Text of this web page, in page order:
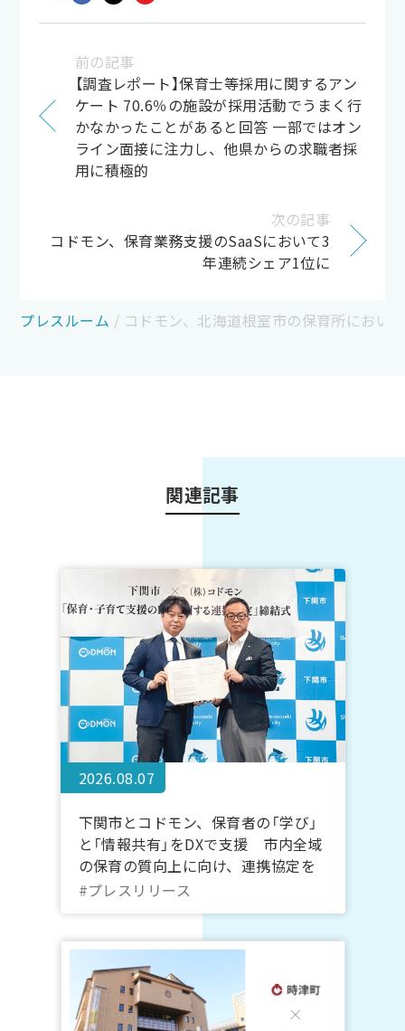
前の記事
【調査レポート】保育士等採用に関するアン
ケート 70.6％の施設が採用活動でうまく行
かなかったことがあると回答 一部ではオン
ライン面接に注力し、他県からの求職者採
用に積極的
次の記事
コドモン、保育業務支援のSaaSにおいて3
年連続シェア1位に
プレスルーム / コドモン、北海道根室市の保育所におい
関連記事
2026.08.07
下関市とコドモン、保育者の「学び」
と「情報共有」をDXで支援 市内全域
の保育の質向上に向け、連携協定を
締結
#プレスリリース